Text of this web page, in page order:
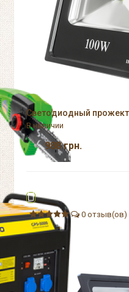
Светодиодный
В наличии
988грн.
0 отзыв(ов)